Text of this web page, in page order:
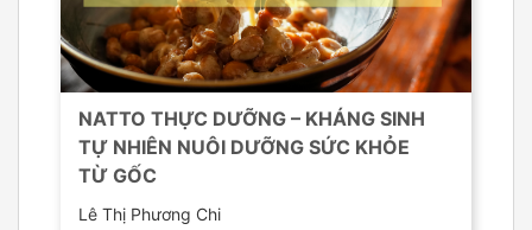
NATTO THỰC DƯỠNG – KHÁNG SINH
TỰ NHIÊN NUÔI DƯỠNG SỨC KHỎE
TỪ GỐC
Lê Thị Phương Chi